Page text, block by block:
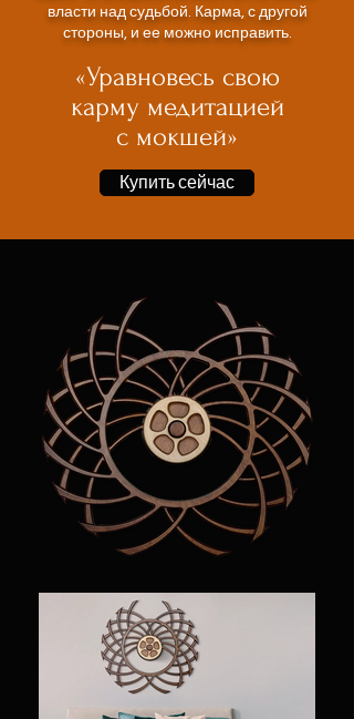
власти над судьбой. Карма, с другой
стороны, и ее можно исправить.
«Уравновесь свою
карму медитацией
с мокшей»
Купить сейчас